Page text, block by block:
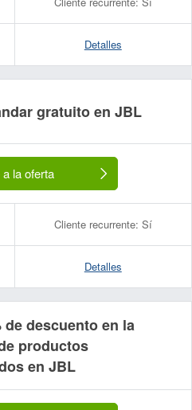
Detalles
gratuito en JBL
la oferta
Cliente recurrente: Sí
Detalles
de descuento en la
productos
en JBL